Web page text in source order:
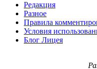
Редакция
Разное
Правила
Условия
Блог Лицея